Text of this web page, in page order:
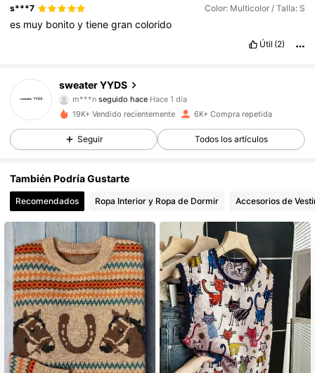
s***7 Color: Multicolor / Talla: S
es muy bonitoytienegrancolorido
Útil (2)
sweater YYDS
m***n seguido hace
4,77
3.5K Seguidores
4,77 3.5K Seguidores
4,77 3.5K Seguidores
4,77 3.5K Seguidores
4,77 3.5K Seguidores
4,77 3.5K Seguidores
4,77 3.5K Seguidores
4,77 3.5K Seguidores
19K+ Vendido recientemente 6K+ Compra repetida
Seguir Todos los artículos
También Podría Gustarte
Recomendados Ropa Interior y Ropa de Dormir Accesorios de